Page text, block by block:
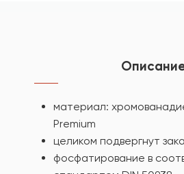
материал:
Premium
целиком подвергнут
фосфатирование в